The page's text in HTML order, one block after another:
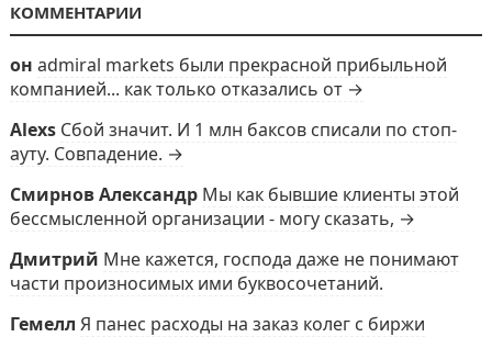
КОММЕНТАРИИ
он admiral markets были прекрасной прибыльной
компанией... как только отказались от →
Alexs Сбой значит. И 1 млн баксов списали по стоп-
ауту. Совпадение. →
Смирнов Александр Мы как бывшие клиенты этой
бессмысленной организации - могу сказать, →
Дмитрий Мне кажется, господа даже не понимают
части произносимых ими буквосочетаний.
Гемелл Я панес расходы на заказ колег с биржи